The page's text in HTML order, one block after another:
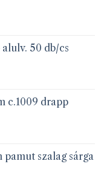
50 db/cs
c.1009 drapp
pamut szalag sárga